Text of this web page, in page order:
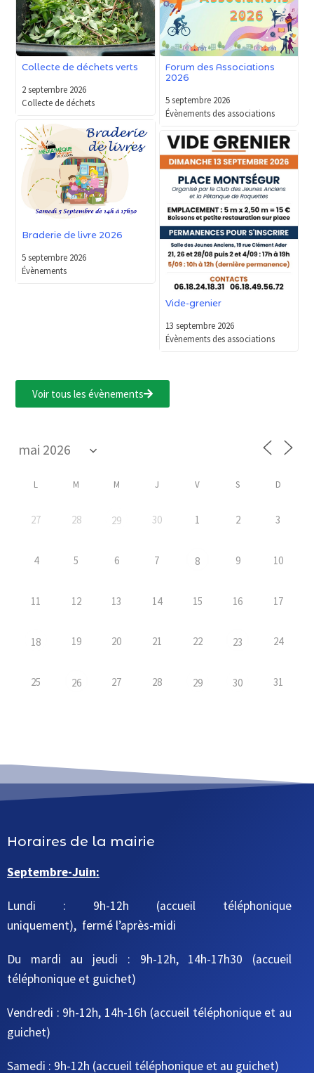
Collecte de déchets verts
2 septembre 2026
Collecte de déchets
Forum des Associations
2026
5 septembre 2026
Évènements des associations
Braderie de livre 2026
5 septembre 2026
Évènements
Vide-grenier
13 septembre 2026
Évènements des associations
Voir tous les évènements
L M M J V S D
27 28 29 30 1 2 3
4 5 6 7 8 9 10
11 12 13 14 15 16 17
18 19 20 21 22 23 24
25 26 27 28 29 30 31
Horaires de la mairie
Septembre-Juin:
Lundi : 9h-12h (accueil téléphonique
uniquement), fermé l’après-midi
Du mardi au jeudi : 9h-12h, 14h-17h30 (accueil
téléphonique et guichet)
Vendredi : 9h-12h, 14h-16h (accueil téléphonique et au
guichet)
Samedi : 9h-12h (accueil téléphonique et au guichet)